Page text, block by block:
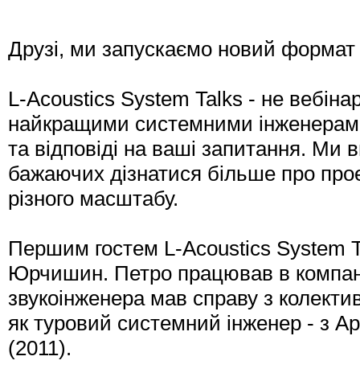
Друзі, ми запускаємо новий
L-Acoustics System Talks - не
найкращими системними
та відповіді на ваші запитання. Ми
бажаючих дізнатися більше про
різного масштабу.
Першим гостем L-Acoustics System
Юрчишин. Петро працював в
звукоінженера мав справу з
як туровий системний інженер - з
(2011).